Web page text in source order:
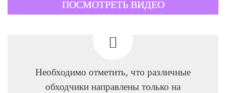
ПОСМОТРЕТЬ ВИДЕО
Необходимо отметить, что различные
обходчики направлены только на